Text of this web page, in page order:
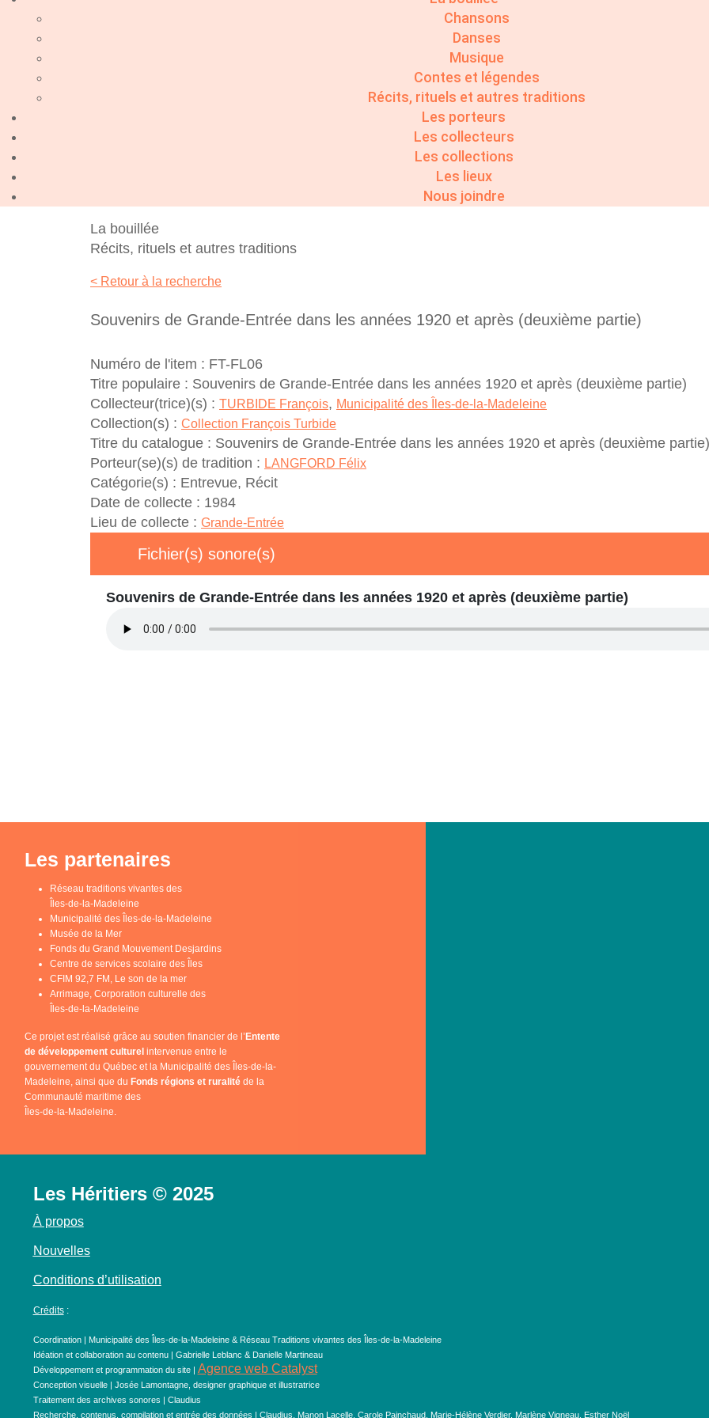
Chansons
Danses
Musique
Contes et légendes
Récits, rituels et autres traditions
Les porteurs
Les collecteurs
Les collections
Les lieux
Nous joindre
La bouillée
Récits, rituels et autres traditions
< Retour à la recherche
Souvenirs de Grande-Entrée dans les années 1920 et après (deuxième partie)
Numéro de l'item : FT-FL06
Titre populaire : Souvenirs de Grande-Entrée dans les années 1920 et après (deuxième partie)
Collecteur(trice)(s) : TURBIDE François, Municipalité des Îles-de-la-Madeleine
Collection(s) : Collection François Turbide
Titre du catalogue : Souvenirs de Grande-Entrée dans les années 1920 et après (deuxième partie)
Porteur(se)(s) de tradition : LANGFORD Félix
Catégorie(s) : Entrevue, Récit
Date de collecte : 1984
Lieu de collecte : Grande-Entrée
Fichier(s) sonore(s)
Souvenirs de Grande-Entrée dans les années 1920 et après (deuxième partie)
Les partenaires
Réseau traditions vivantes des
Îles-de-la-Madeleine
Municipalité des Îles-de-la-Madeleine
Musée de la Mer
Fonds du Grand Mouvement Desjardins
Centre de services scolaire des Îles
CFIM 92,7 FM, Le son de la mer
Arrimage, Corporation culturelle des
Îles-de-la-Madeleine
Ce projet est réalisé grâce au soutien financier de l’Entente
de développement culturel intervenue entre le
gouvernement du Québec et la Municipalité des Îles-de-la-
Madeleine, ainsi que du Fonds régions et ruralité de la
Communauté maritime des
Îles-de-la-Madeleine.
Les Héritiers © 2025
À propos
Nouvelles
Conditions d’utilisation
Crédits:
Coordination | Municipalité des Îles-de-la-Madeleine & Réseau Traditions vivantes des Îles-de-la-Madeleine
Idéation et collaboration au contenu | Gabrielle Leblanc & Danielle Martineau
Développement et programmation du site | Agence web Catalyst
Conception visuelle | Josée Lamontagne, designer graphique et illustratrice
Traitement des archives sonores | Claudius
Recherche, contenus, compilation et entrée des données | Claudius, Manon Lacelle, Carole Painchaud, Marie-Hélène Verdier, Marlène Vigneau, Esther Noël